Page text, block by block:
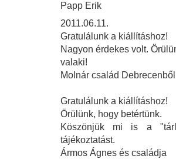
Papp Erik
2011.06.11.
Gratulálunk a kiállításhoz!
Nagyon érdekes volt.
valaki!
Molnár család Debrecenből
Gratulálunk a kiállításhoz!
Örülünk, hogy betértünk.
Köszönjük mi is a
tájékoztatást.
Ármos Ágnes és családja